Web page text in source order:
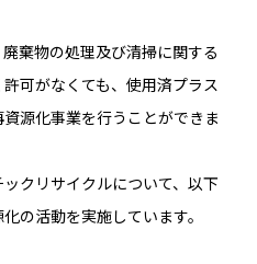
棄物の処理及び清掃に関する
可がなくても、使用済プラス
源化事業を行うことができま
クリサイクルについて、以下
の活動を実施しています。